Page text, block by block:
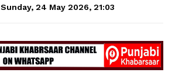
Sunday, 24 May 2026, 21:03